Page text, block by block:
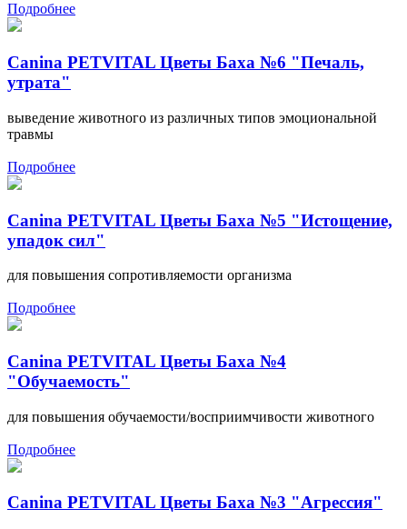
Подробнее
Canina PETVITAL Цветы Баха №6 "Печаль,
утрата"
выведение животного из различных типов эмоциональной
травмы
Подробнее
Canina PETVITAL Цветы Баха №5 "Истощение,
упадок сил"
для повышения сопротивляемости организма
Подробнее
Canina PETVITAL Цветы Баха №4
"Обучаемость"
для повышения обучаемости/восприимчивости животного
Подробнее
Canina PETVITAL Цветы Баха №3 "Агрессия"